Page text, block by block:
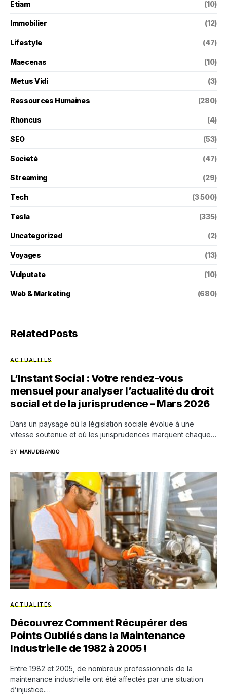
Etiam (10)
Immobilier (12)
Lifestyle (47)
Maecenas (10)
Metus Vidi (3)
Ressources Humaines (280)
Rhoncus (4)
SEO (53)
Societé (47)
Streaming (29)
Tech (3 500)
Tesla (335)
Uncategorized (2)
Voyages (13)
Vulputate (10)
Web & Marketing (680)
Related Posts
ACTUALITÉS
L’Instant Social : Votre rendez-vous
mensuel pour analyser l’actualité du droit
social et de la jurisprudence – Mars 2026
Dans un paysage où la législation sociale évolue à une
vitesse soutenue et où les jurisprudences marquent chaque…
BY MANU DIBANGO
ACTUALITÉS
Découvrez Comment Récupérer des
Points Oubliés dans la Maintenance
Industrielle de 1982 à 2005 !
Entre 1982 et 2005, de nombreux professionnels de la
maintenance industrielle ont été affectés par une situation
d’injustice.…